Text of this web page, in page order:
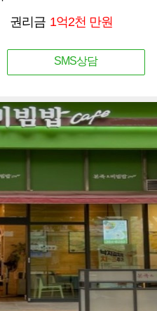
권리금 1억2천 만원
SMS상담